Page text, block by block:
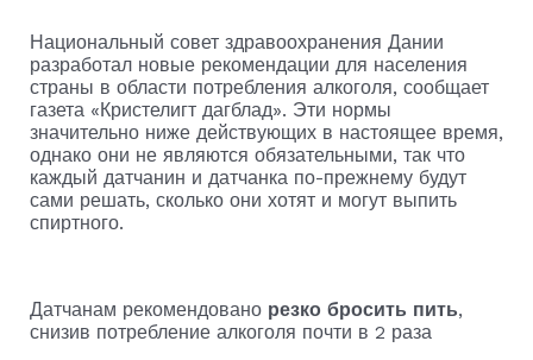
Национальный совет здравоохранения Дании
разработал новые рекомендации для населения
страны в области потребления алкоголя, сообщает
газета «Кристелигт дагблад». Эти нормы
значительно ниже действующих в настоящее время,
однако они не являются обязательными, так что
каждый датчанин и датчанка по-прежнему будут
сами решать, сколько они хотят и могут выпить
спиртного.
Датчанам рекомендовано резко бросить пить,
снизив потребление алкоголя почти в 2 раза